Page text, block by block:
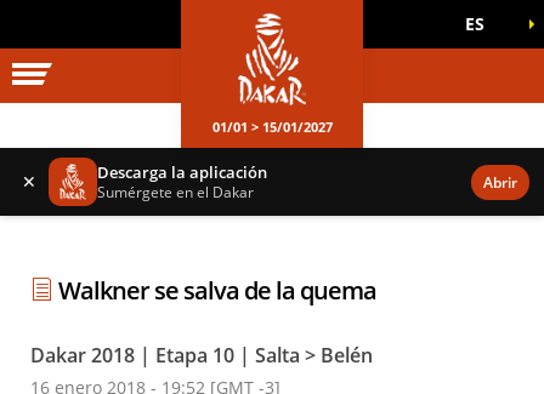
DAKAR
OFICIALES ES
01/01 > 15/01/2027
✕ Descarga la aplicación
Sumérgete en el Dakar Abrir
Walkner se salva de la quema
Dakar 2018 | Etapa 10 | Salta > Belén
16 enero 2018 - 19:52 [GMT -3]